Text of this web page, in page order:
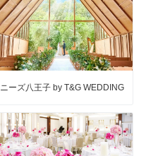
ニーズ八王子 by T&G WEDDING